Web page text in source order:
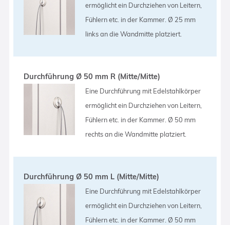
ermöglicht ein Durchziehen von Leitern,
Fühlern etc. in der Kammer. Ø 25 mm
links an die Wandmitte platziert.
Durchführung Ø 50 mm R (Mitte/Mitte)
Eine Durchführung mit Edelstahlkörper
ermöglicht ein Durchziehen von Leitern,
Fühlern etc. in der Kammer. Ø 50 mm
rechts an die Wandmitte platziert.
Durchführung Ø 50 mm L (Mitte/Mitte)
Eine Durchführung mit Edelstahlkörper
ermöglicht ein Durchziehen von Leitern,
Fühlern etc. in der Kammer. Ø 50 mm